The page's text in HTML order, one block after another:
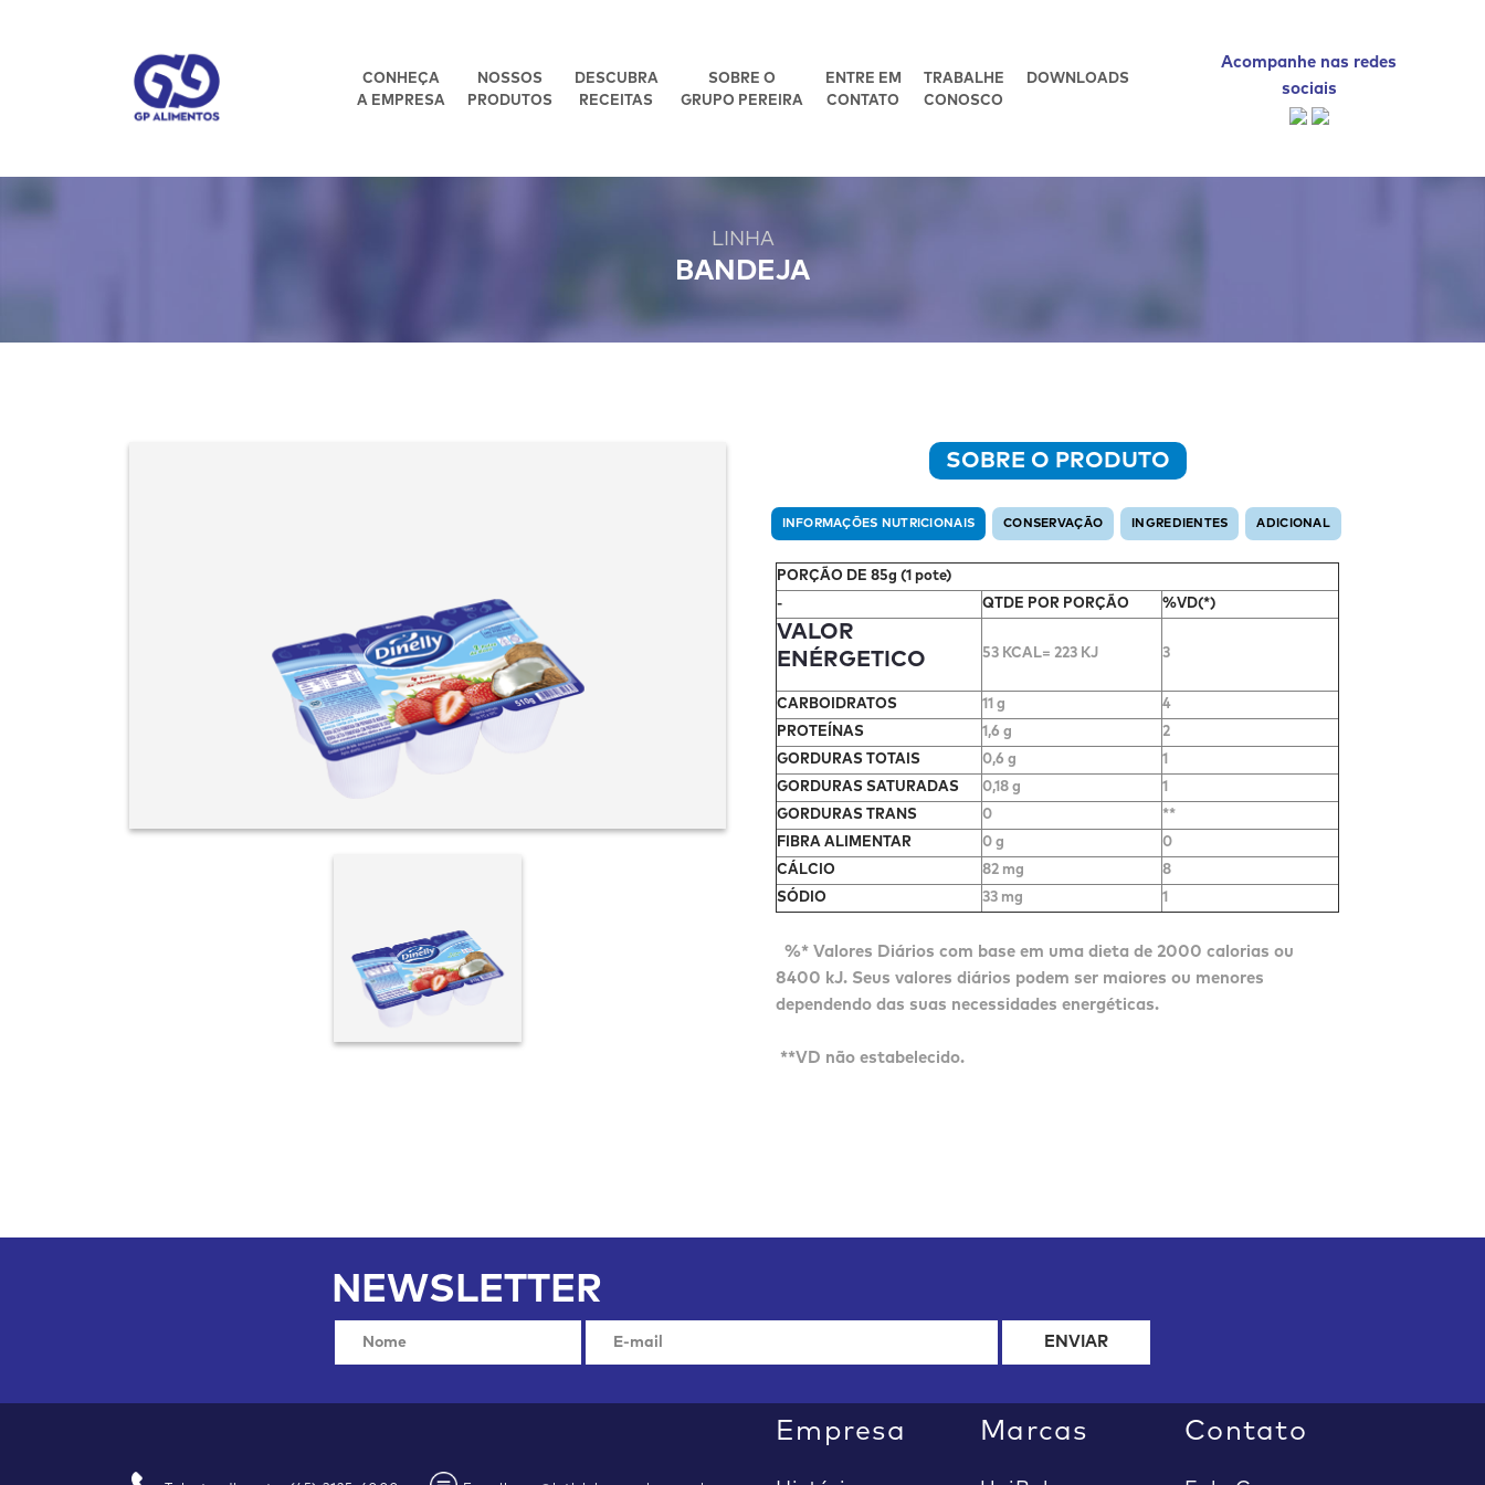
CONHEÇA
A EMPRESA
NOSSOS
PRODUTOS
DESCUBRA
RECEITAS
SOBRE O
GRUPO PEREIRA
ENTRE EM
CONTATO
TRABALHE
CONOSCO
DOWNLOADS
Acompanhe nas redes
sociais
LINHA
BANDEJA
SOBRE O PRODUTO
INFORMAÇÕES NUTRICIONAIS CONSERVAÇÃO INGREDIENTES ADICIONAL
PORÇÃO DE 85g (1 pote)
-
QTDE POR PORÇÃO %VD(*)
VALOR
ENÉRGETICO
53 KCAL= 223 KJ 3
CARBOIDRATOS 11 g
4
PROTEÍNAS
1,6 g
2
GORDURAS TOTAIS
0,6 g
1
GORDURAS SATURADAS
0,18 g
1
GORDURAS TRANS
0
**
FIBRA ALIMENTAR
0 g
0
CÁLCIO
82 mg
8
SÓDIO
33 mg 1
%* Valores Diários com base em uma dieta de 2000 calorias ou
8400 kJ. Seus valores diários podem ser maiores ou menores
dependendo das suas necessidades energéticas.
**VD não estabelecido.
NEWSLETTER
ENVIAR
Empresa Marcas Contato